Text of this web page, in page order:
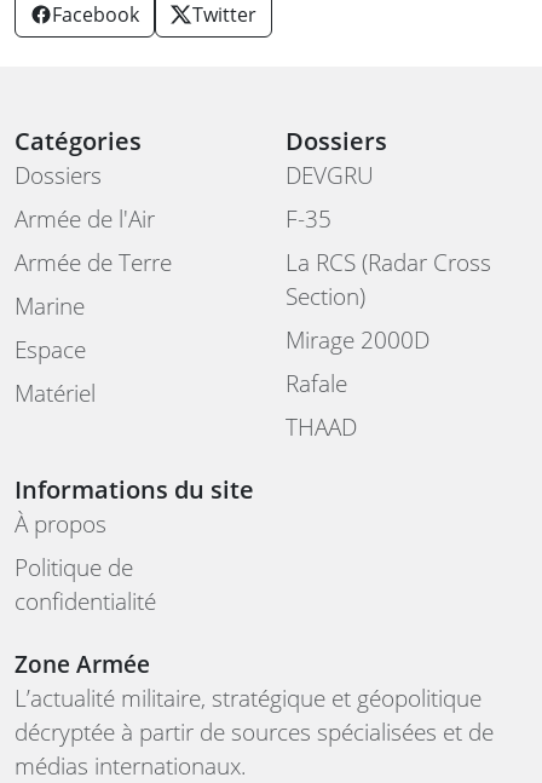
Facebook Twitter
Catégories
Dossiers
Armée de l'Air
Armée de Terre
Marine
Espace
Matériel
Dossiers
DEVGRU
F-35
La RCS (Radar Cross
Section)
Mirage 2000D
Rafale
THAAD
Informations du site
À propos
Politique de
confidentialité
Zone Armée
L’actualité militaire, stratégique et géopolitique
décryptée à partir de sources spécialisées et de
médias internationaux.